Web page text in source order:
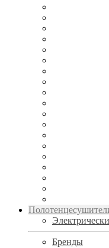
Бренды